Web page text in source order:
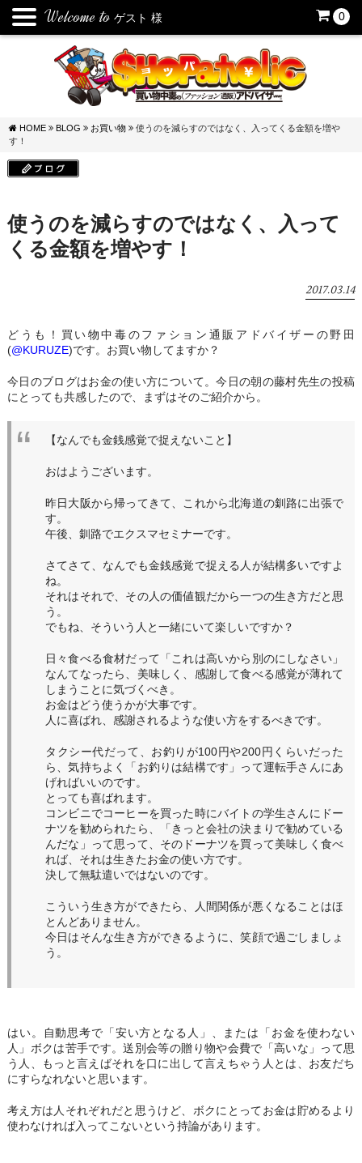
Welcome to ゲスト 様 0
HOME BLOG お買い物
使うのを減らすのではなく、入ってくる金額を増や
す！
使うのを減らすのではなく、入って
くる金額を増やす！
2017.03.14
どうも！買い物中毒のファション通販アドバイザーの野田
(@KURUZE)です。お買い物してますか？
今日のブログはお金の使い方について。今日の朝の藤村先生の投稿
にとっても共感したので、まずはそのご紹介から。
【なんでも金銭感覚で捉えないこと】
おはようございます。
昨日大阪から帰ってきて、これから北海道の釧路に出張で
す。
午後、釧路でエクスマセミナーです。
さてさて、なんでも金銭感覚で捉える人が結構多いですよ
ね。
それはそれで、その人の価値観だから一つの生き方だと思
う。
でもね、そういう人と一緒にいて楽しいですか？
日々食べる食材だって「これは高いから別のにしなさい」
なんてなったら、美味しく、感謝して食べる感覚が薄れて
しまうことに気づくべき。
お金はどう使うかが大事です。
人に喜ばれ、感謝されるような使い方をするべきです。
タクシー代だって、お釣りが100円や200円くらいだった
ら、気持ちよく「お釣りは結構です」って運転手さんにあ
げればいいのです。
とっても喜ばれます。
コンビニでコーヒーを買った時にバイトの学生さんにドー
ナツを勧められたら、「きっと会社の決まりで勧めている
んだな」って思って、そのドーナツを買って美味しく食べ
れば、それは生きたお金の使い方です。
決して無駄遣いではないのです。
こういう生き方ができたら、人間関係が悪くなることはほ
とんどありません。
今日はそんな生き方ができるように、笑顔で過ごしましょ
う。
はい。自動思考で「安い方となる人」、または「お金を使わない
人」ボクは苦手です。送別会等の贈り物や会費で「高いな」って思
う人、もっと言えばそれを口に出して言えちゃう人とは、お友だち
にすらなれないと思います。
考え方は人それぞれだと思うけど、ボクにとってお金は貯めるより
使わなければ入ってこないという持論があります。